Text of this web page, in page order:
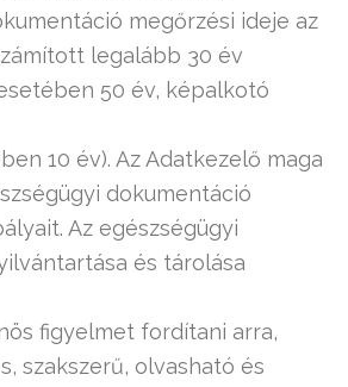
megőrzési ideje az
legalább 30 év
50 év, képalkotó
10 év). Az Adatkezelő maga
dokumentáció
Az egészségügyi
és tárolása
figyelmet fordítani arra,
szakszerű, olvasható és